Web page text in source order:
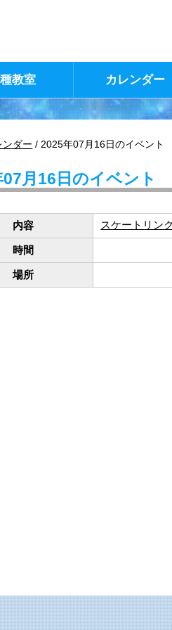
教室 カレンダー
ンダー /2025年07月16日のイベント
月16日のイベント
内容 スケートリン
時間
場所